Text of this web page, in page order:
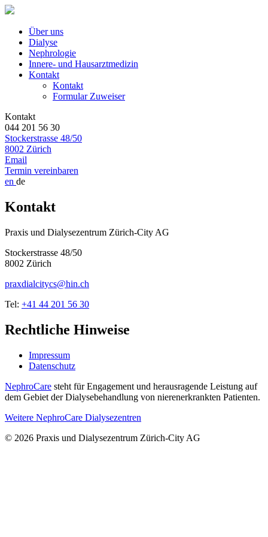
Über uns
Dialyse
Nephrologie
Innere- und Hausarztmedizin
Kontakt
Kontakt
Formular Zuweiser
Kontakt
044 201 56 30
Stockerstrasse 48/50
8002 Zürich
Email
Termin vereinbaren
en de
Kontakt
Praxis und Dialysezentrum Zürich-City AG
Stockerstrasse 48/50
8002 Zürich
praxdialcitycs@hin.ch
Tel: +41 44 201 56 30
Rechtliche Hinweise
Impressum
Datenschutz
NephroCare steht für Engagement und herausragende Leistung auf
dem Gebiet der Dialysebehandlung von nierenerkrankten Patienten.
Weitere NephroCare Dialysezentren
© 2026 Praxis und Dialysezentrum Zürich-City AG